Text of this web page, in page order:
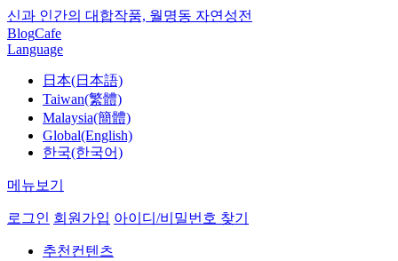
신과 인간의 대합작품, 월명동 자연성전
BlogCafe
Language
日本(日本語)
Taiwan(繁體)
Malaysia(簡體)
Global(English)
한국(한국어)
메뉴보기
로그인 회원가입 아이디/비밀번호 찾기
추천컨텐츠